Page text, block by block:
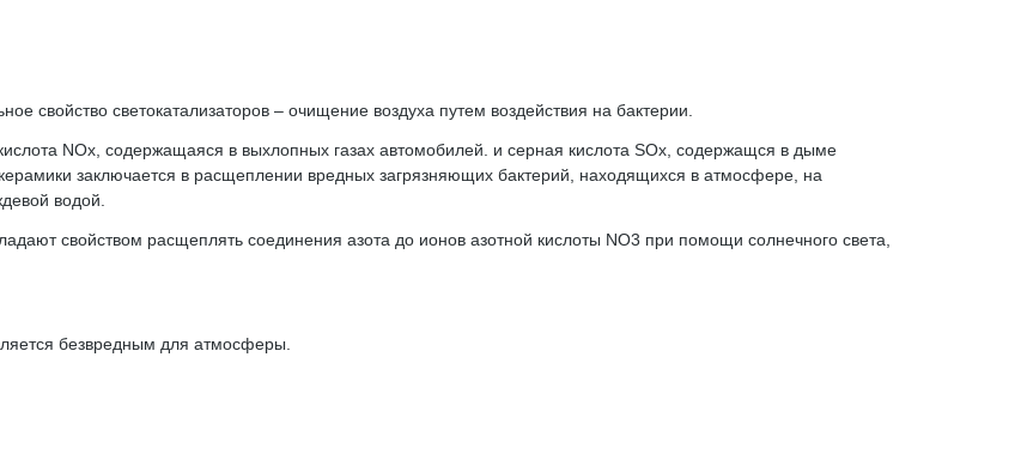
свойство светокатализаторов – очищение воздуха путем воздействия на бактерии.
NOx, содержащаяся в выхлопных газах автомобилей. и серная кислота SOx, содержащся в дыме
заключается в расщеплении вредных загрязняющих бактерий, находящихся в атмосфере, на
водой.
свойством расщеплять соединения азота до ионов азотной кислоты NO3 при помощи солнечного света,
безвредным для атмосферы.